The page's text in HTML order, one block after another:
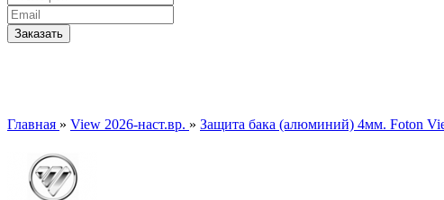
Главная » View 2026-наст.вр. » Защита бака (алюминий) 4мм. Foton